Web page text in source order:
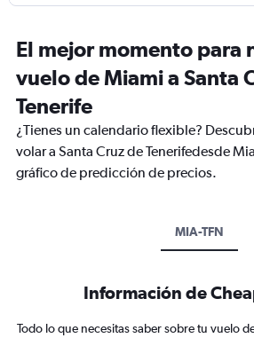
El mejor momento para
vuelo de Miami a Santa
Tenerife
¿Tienes un calendario flexible?
volar a Santa Cruz de Tenerifedesde
gráfico de predicción de precios.
MIA-TFN
Información de
Todo lo que necesitas saber sobre tu vuelo